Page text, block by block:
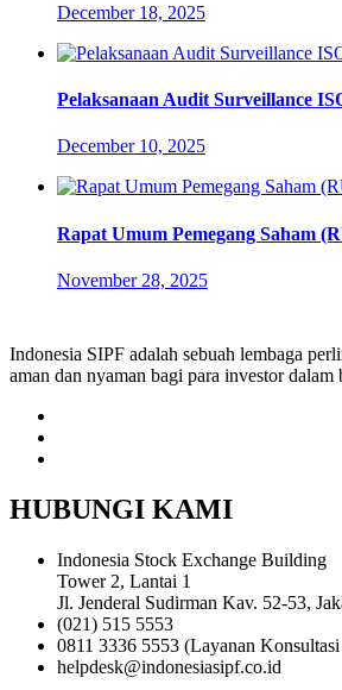
December 18, 2025
Pelaksanaan Audit Surveillance
December 10, 2025
Rapat Umum Pemegang Saham
November 28, 2025
Indonesia SIPF adalah sebuah lembaga
aman dan nyaman bagi para investor
HUBUNGI KAMI
Indonesia Stock Exchange Building
Tower 2, Lantai 1
Jl. Jenderal Sudirman Kav. 52-53,
(021) 515 5553
0811 3336 5553 (Layanan
helpdesk@indonesiasipf.co.id